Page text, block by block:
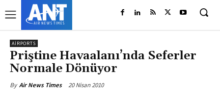
AIRPORTS
Priştine Havaalanı’nda Seferler
Normale Dönüyor
By Air News Times 20 Nisan 2010